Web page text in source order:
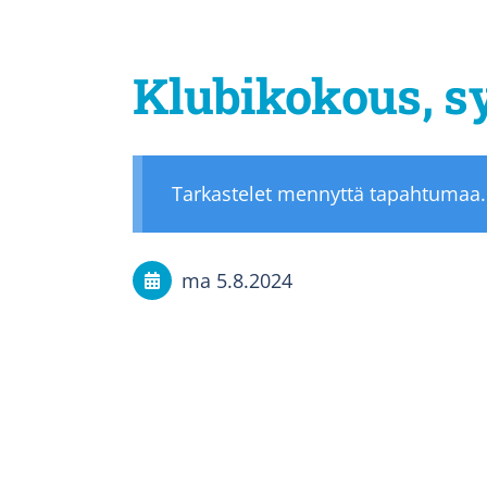
Klubikokous,
Tarkastelet mennyttä tapahtumaa.
ma 5.8.2024